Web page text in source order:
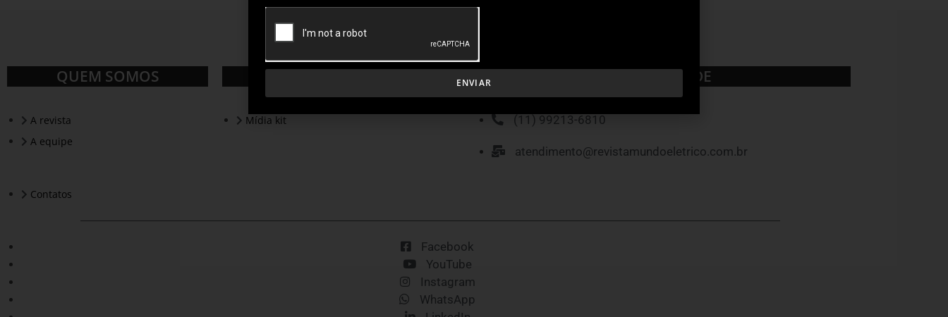
QUEM SOMOS
A revista
A equipe
Contatos
Mídia kit
PUBLICIDADE
(11) 99213-6810
atendimento@revistamundoeletrico.com.br
Facebook
YouTube
Instagram
WhatsApp
ENVIAR